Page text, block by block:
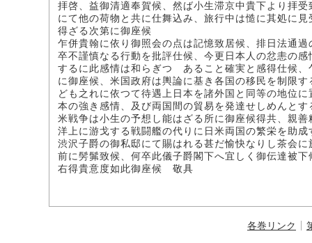
拝啓、益御清適奉賀候、然ば小生滞京中貴下より拝
にて他の荷物と共に仕舞込み、旅行中は慥に其処に
得ざる次第に御座候
乍併貴翰に依り御照会の点は記憶致居候、排日法通
卒不謹慎なる行動を批評仕候、今更日本人の忿恚の
するに此感情は和らぎつゝあること確実と感得仕候
に御座候、米国政府は輿論に基き各国の移民を制限
ども之れに依つて待遇上日本を諸外国と同等の地位
本の強き感情、及び両国間の貿易を発達せしめんと
米戦争は小生の予想し能はざる所に御座候得共、親
洋上に游戈する戦闘艦の代りに日米両国の繁栄を助
渋沢子爵の御私邸にて賜はれる甚だ愉快なりし茶会
前に髣髴致候、何卒此儀子爵閣下へ宜しく御伝達被下
右得貴意度如此御座候 敬具
各巻リンク